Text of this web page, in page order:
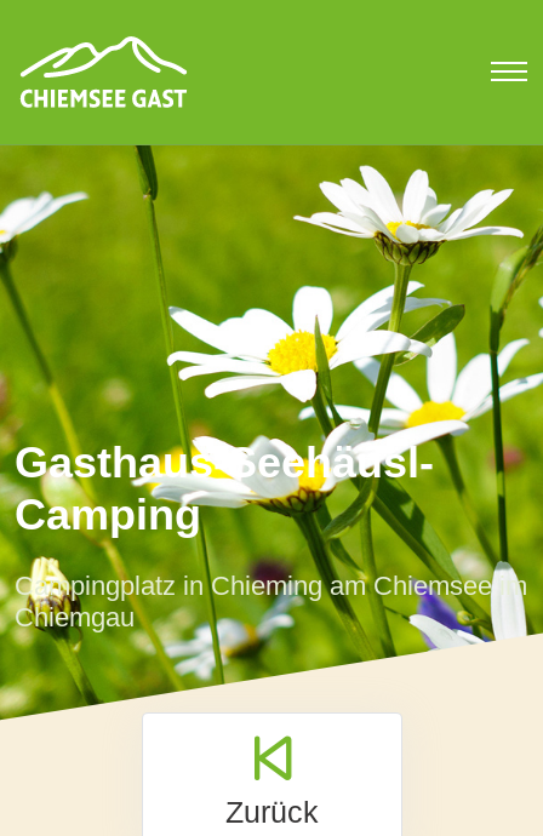
Gasthaus-Seehäusl-
Camping
Campingplatz in Chieming am Chiemsee im
Chiemgau
Zurück